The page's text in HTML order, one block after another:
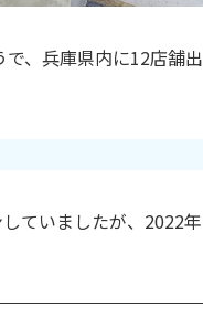
、兵庫県内に12店舗出
ていましたが、2022年